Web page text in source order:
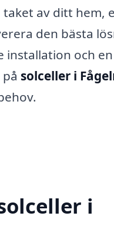
av ditt hem,
den bästa
installation och
solceller i
i